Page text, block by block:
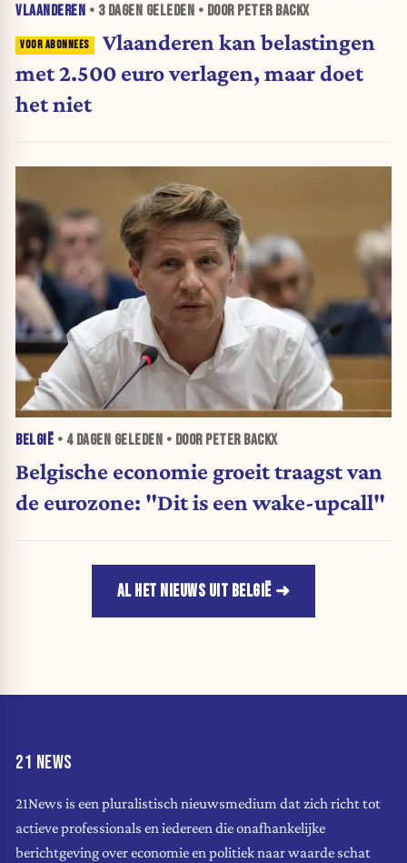
VLAANDEREN • 3 DAGEN GELEDEN • DOOR PETER BACKX
Vlaanderen kan belastingen
met 2.500 euro verlagen, maar doet
het niet
BELGIË • 4 DAGEN GELEDEN • DOOR PETER BACKX
Belgische economie groeit traagst van
de eurozone: "Dit is een wake-upcall"
AL HET NIEUWS UIT BELGIË
21 NEWS
21News is een pluralistisch nieuwsmedium dat zich richt tot
actieve professionals en iedereen die onafhankelijke
berichtgeving over economie en politiek naar waarde schat